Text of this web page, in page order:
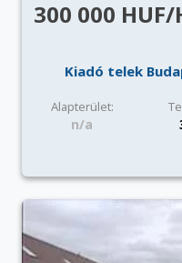
300 000 HUF/
Kiadó telek
Alapterület:
n/a